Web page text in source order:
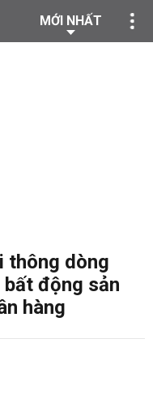
MỚI NHẤT
thông dòng
động sản
hàng